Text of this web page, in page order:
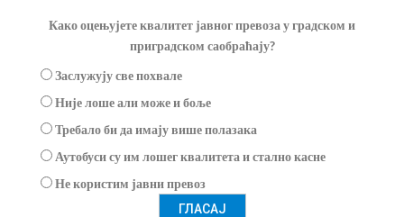
Како оцењујете квалитет јавног превоза у градском и
приградском саобраћају?
Заслужују све похвале
Није лоше али може и боље
Требало би да имају више полазака
Аутобуси су им лошег квалитета и стално касне
Не користим јавни превоз